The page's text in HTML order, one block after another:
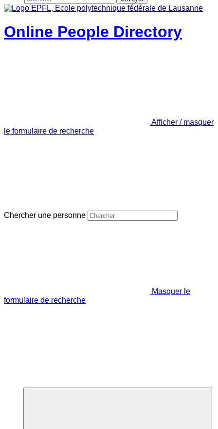
Online People Directory
Afficher / masquer
le formulaire de recherche
Chercher une personne
Masquer le
formulaire de recherche